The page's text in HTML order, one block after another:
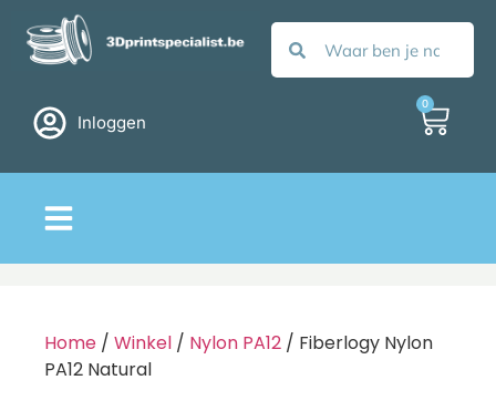
Inloggen
0
Home / Winkel / Nylon PA12 / Fiberlogy Nylon
PA12 Natural